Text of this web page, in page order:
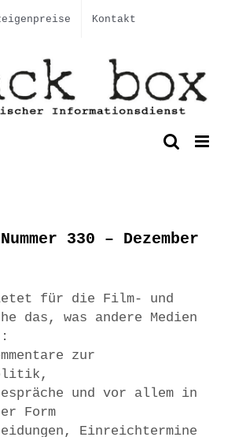
Kontakt
330 – Dezember
für die Film- und
das, was andere Medien
zur
und vor allem in
Form
Einreichtermine